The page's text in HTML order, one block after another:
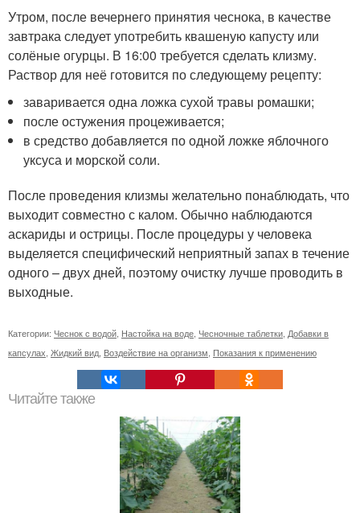
Утром, после вечернего принятия чеснока, в качестве
завтрака следует употребить квашеную капусту или
солёные огурцы. В 16:00 требуется сделать клизму.
Раствор для неё готовится по следующему рецепту:
заваривается одна ложка сухой травы ромашки;
после остужения процеживается;
в средство добавляется по одной ложке яблочного
уксуса и морской соли.
После проведения клизмы желательно понаблюдать, что
выходит совместно с калом. Обычно наблюдаются
аскариды и острицы. После процедуры у человека
выделяется специфический неприятный запах в течение
одного – двух дней, поэтому очистку лучше проводить в
выходные.
Категории: Чеснок с водой Настойка на воде Чесночные таблетки Добавки в
капсулах Жидкий вид Воздействие на организм Показания к применению
Читайте также